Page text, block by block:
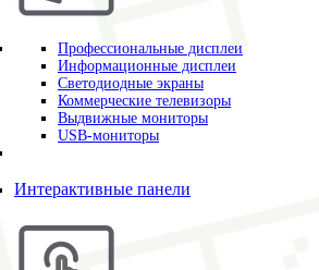
Профессиональные дисплеи
Информационные дисплеи
Светодиодные экраны
Коммерческие телевизоры
Выдвижные мониторы
USB-мониторы
Интерактивные панели